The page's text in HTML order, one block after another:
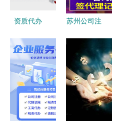
资质代办
取许可的智
慧之选与核
心价值解析
苏州公司注
业执照全攻
略 一站式
解析工商注
册与代理记
账服务